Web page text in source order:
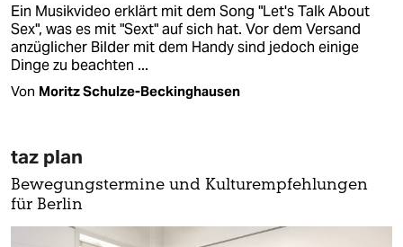
Ein Musikvideo erklärt mit dem Song "Let's Talk About
Sex", was es mit "Sext" auf sich hat. Vor dem Versand
anzüglicher Bilder mit dem Handy sind jedoch einige
Dinge zu beachten ...
Von Moritz Schulze-Beckinghausen
taz plan
Bewegungstermine und Kulturempfehlungen
für Berlin